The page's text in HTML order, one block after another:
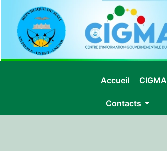
Accueil CIGMA
Contacts